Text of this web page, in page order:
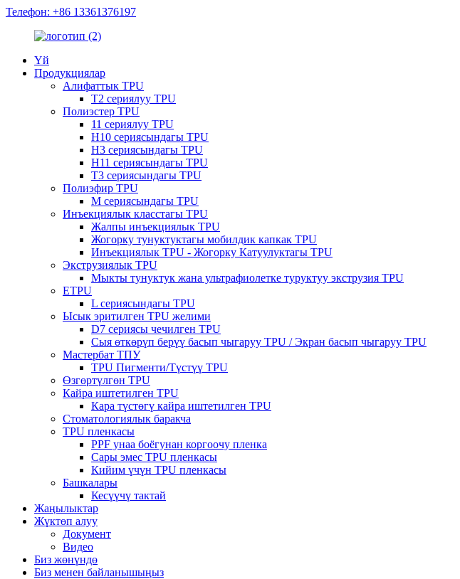
Телефон: +86 13361376197
Үй
Продукциялар
Алифаттык TPU
T2 сериялуу TPU
Полиэстер TPU
11 сериялуу TPU
H10 сериясындагы TPU
H3 сериясындагы TPU
H11 сериясындагы TPU
T3 сериясындагы TPU
Полиэфир TPU
M сериясындагы TPU
Инъекциялык класстагы TPU
Жалпы инъекциялык TPU
Жогорку тунуктуктагы мобилдик капкак TPU
Инъекциялык TPU - Жогорку Катуулуктагы TPU
Экструзиялык TPU
Мыкты тунуктук жана ультрафиолетке туруктуу экструзия TPU
ETPU
L сериясындагы TPU
Ысык эритилген TPU желими
D7 сериясы чечилген TPU
Сыя өткөрүп берүү басып чыгаруу TPU / Экран басып чыгаруу TPU
Мастербат ТПУ
TPU Пигменти/Түстүү TPU
Өзгөртүлгөн TPU
Кайра иштетилген TPU
Кара түстөгү кайра иштетилген TPU
Стоматологиялык баракча
TPU пленкасы
PPF унаа боёгунан коргоочу пленка
Сары эмес TPU пленкасы
Кийим үчүн TPU пленкасы
Башкалары
Кесүүчү тактай
Жаңылыктар
Жүктөп алуу
Документ
Видео
Биз жөнүндө
Биз менен байланышыңыз